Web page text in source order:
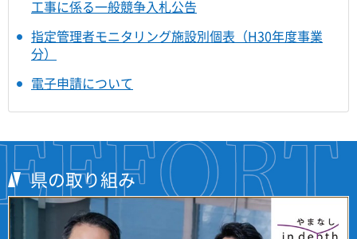
工事に係る一般競争入札公告
指定管理者モニタリング施設別個表（H30年度事業
分）
電子申請について
県の取り組み